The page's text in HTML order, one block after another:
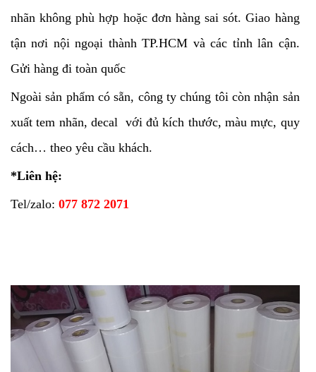
nhãn không phù hợp hoặc đơn hàng sai sót. Giao hàng
tận nơi nội ngoại thành TP.HCM và các tỉnh lân cận.
Gửi hàng đi toàn quốc
Ngoài sản phẩm có sẵn, công ty chúng tôi còn nhận sản
xuất tem nhãn, decal với đủ kích thước, màu mực, quy
cách… theo yêu cầu khách.
*Liên hệ:
Tel/zalo: 077 872 2071